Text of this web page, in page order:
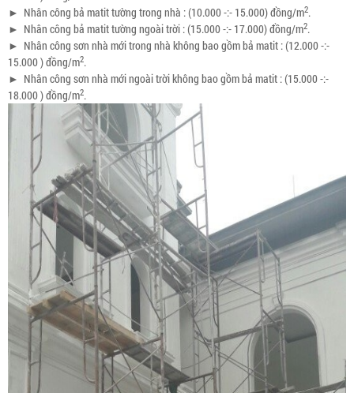
► Nhân công bả matit tường trong nhà : (10.000 -:- 15.000) đồng/m2.
► Nhân công bả matit tường ngoài trời : (15.000 -:- 17.000) đồng/m2.
► Nhân công sơn nhà mới trong nhà không bao gồm bả matit : (12.000 -:-
15.000 ) đồng/m2.
► Nhân công sơn nhà mới ngoài trời không bao gồm bả matit : (15.000 -:-
18.000 ) đồng/m2.